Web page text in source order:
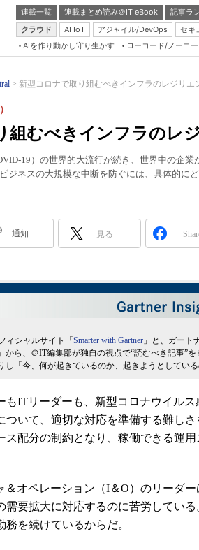
連載一覧 連載まとめ読み＠IT eBook 記事ラ
クラウド
AI IoT アジャイル/DevOps セキ
AIを作り動かし守り生かす ローコード/ノーコ
新型コロナで取り組むべきインフラのレジリエ
組むべきインフラのレ
19）の世界的大流行が続き、世界中の企業
ジネスの大規模な中断を防ぐには、具体的にど
通知 見る
ィシャルサイト「 Smarter with Gartner」と、ガート
から、＠IT編集部が独自の視点で“読むべき記事”
し「今、何が起きているのか、起きようとしている
ITリーダーも、新型コロナウイルス
ついて、適切な対応を準備する難し
ス配分の制約となり、稼働できる運
オペレーション（I＆O）のリーダー
需要拡大に対応するのに苦労してい
を続けているからだ。